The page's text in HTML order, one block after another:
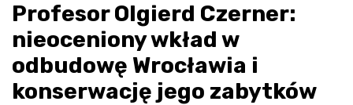
Profesor Olgierd Czerner:
nieoceniony wkład w
odbudowę Wrocławia i
konserwację jego zabytków